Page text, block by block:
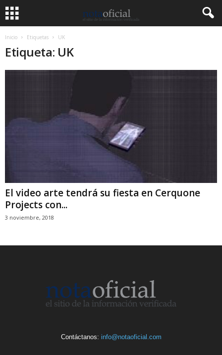
Inicio Etiquetas UK
Etiqueta: UK
El video arte tendrá su fiesta en Cerquone
Projects con...
3 noviembre, 2018
Contáctanos: info@notaoficial.com